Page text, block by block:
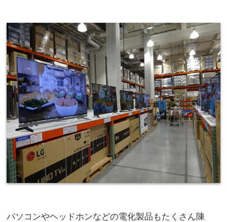
パソコンやヘッドホンなどの電化製品もたくさん陳